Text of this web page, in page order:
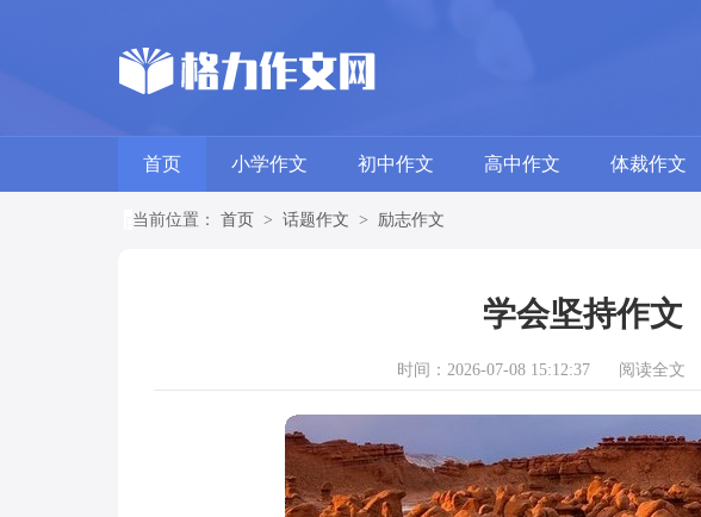
首页 小学作文 初中作文 高中作文 体裁作文
当前位置： 首页 > 话题作文 > 励志作文
学会坚持作文
时间：2026-07-08 15:12:37 阅读全文